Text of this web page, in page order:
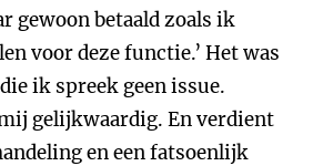
gewoon betaald zoals ik
voor deze functie.’ Het was
ik spreek geen issue.
gelijkwaardig. En verdient
en een fatsoenlijk